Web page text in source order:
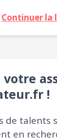
Continuer la
votre
!
de talents
en